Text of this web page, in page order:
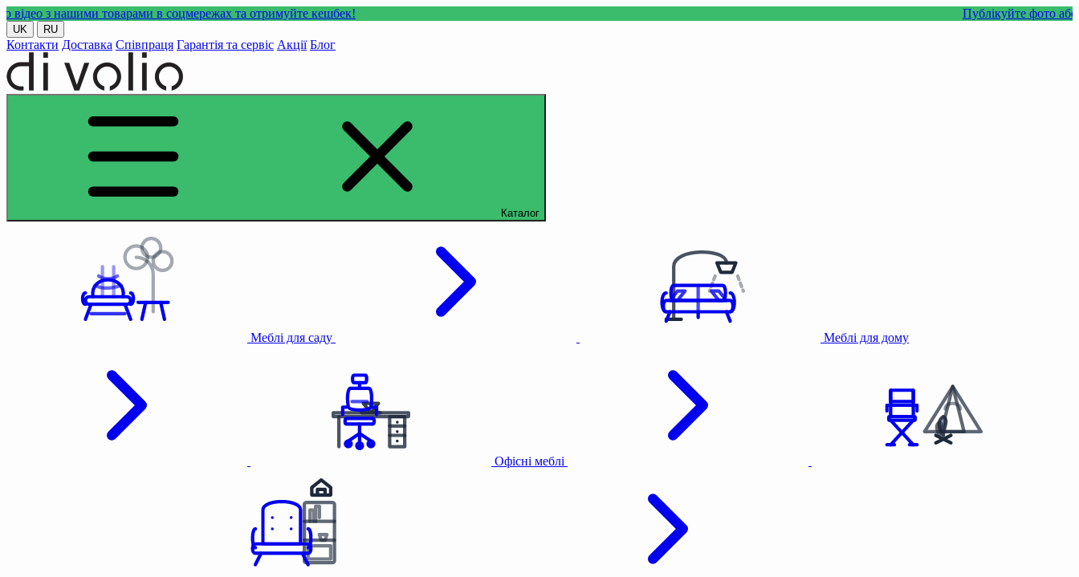
товарами в соцмережах та отримуйте кешбек! Публікуйте фото або відео з
UK RU
Контакти Доставка Співпраця Гарантія та сервіс Акції Блог
Каталог
Меблі для саду Меблі для дому
Офісні меблі